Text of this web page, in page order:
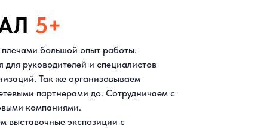
5+
большой опыт работы.
руководителей и специалистов
Так же организовываем
партнерами до. Сотрудничаем с
компаниями.
выставочные экспозиции с